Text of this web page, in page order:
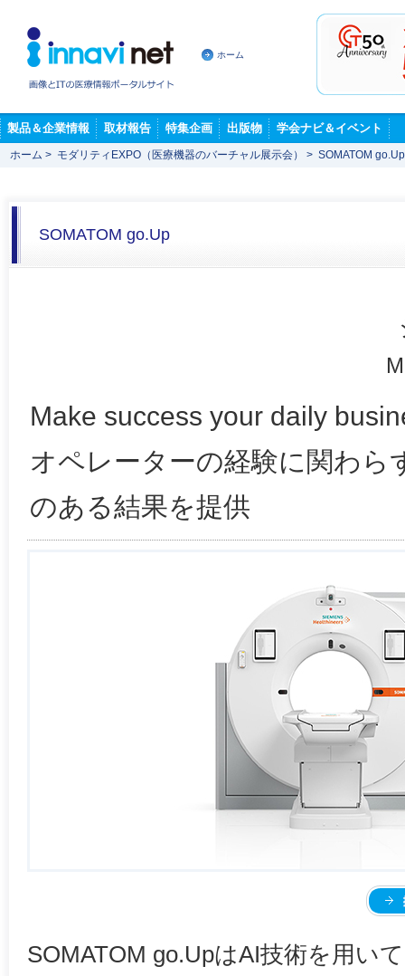
ホーム
製品＆企業情報 取材報告 特集企画 出版物 学会ナビ＆イベント
ホーム > モダリティEXPO（医療機器のバーチャル展示会） > SOMATOM go.Up
SOMATOM go.Up
Make success your daily
オペレーターの経験に関わら
のある結果を提供
SOMATOM go.UpはAI技術を用い